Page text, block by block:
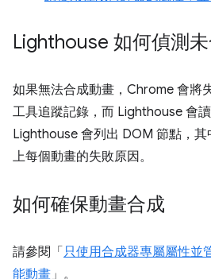
Lighthouse 如何偵測
如果無法合成動畫，Chrome 會將
工具追蹤記錄，而 Lighthouse 會讀
Lighthouse 會列出 DOM 節點，
上每個動畫的失敗原因。
如何確保動畫合成
請參閱「 只使用合成器專屬屬性並
能動畫」。